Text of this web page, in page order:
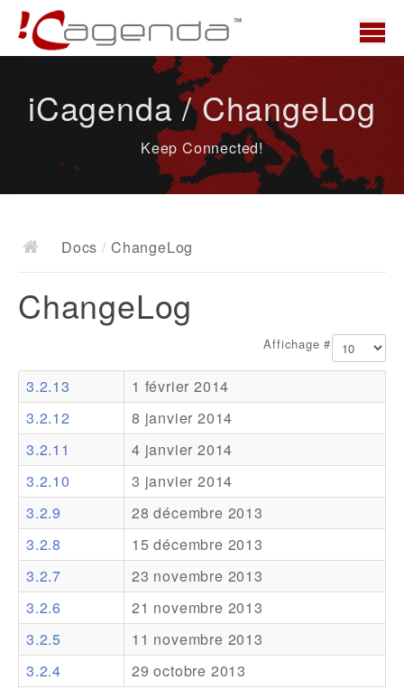
News
Docs
Documentation
Ressources
Addons
Theme Packs
Translation Packs
Support
Forum
Support Pro
iCagenda / ChangeLog
Keep Connected!
Docs / ChangeLog
ChangeLog
Affichage #
3.2.13
1 février 2014
3.2.12
8 janvier 2014
3.2.11
4 janvier 2014
3.2.10
3 janvier 2014
3.2.9
28 décembre 2013
3.2.8
15 décembre 2013
3.2.7
23 novembre 2013
3.2.6
21 novembre 2013
3.2.5
11 novembre 2013
3.2.4
29 octobre 2013